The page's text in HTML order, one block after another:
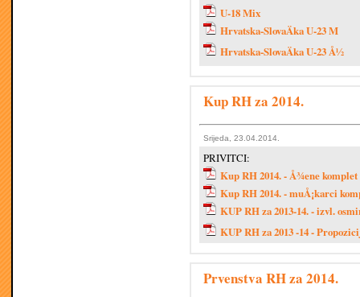
U-18 Mix
Hrvatska-SlovaÄka U-23 M
Hrvatska-SlovaÄka U-23 Å½
Kup RH za 2014.
Srijeda, 23.04.2014.
PRIVITCI:
Kup RH 2014. - Å¾ene komplet
Kup RH 2014. - muÅ¡karci
KUP RH za 2013-14. - izvl.
KUP RH za 2013 -14 -
Prvenstva RH za 2014.